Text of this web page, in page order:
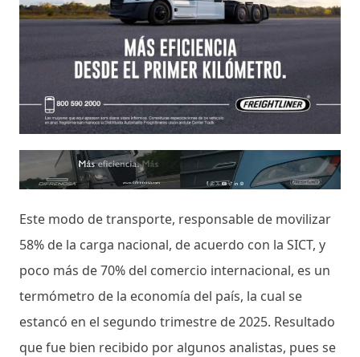
Este modo de transporte, responsable de movilizar
58% de la carga nacional, de acuerdo con la SICT, y
poco más de 70% del comercio internacional, es un
termómetro de la economía del país, la cual se
estancó en el segundo trimestre de 2025. Resultado
que fue bien recibido por algunos analistas, pues se